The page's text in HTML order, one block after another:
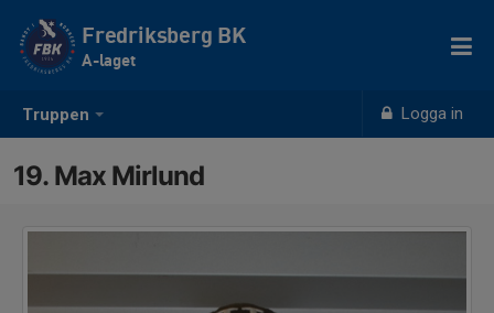
Truppen Logga in
Fredriksberg BK
A-laget
19. Max Mirlund